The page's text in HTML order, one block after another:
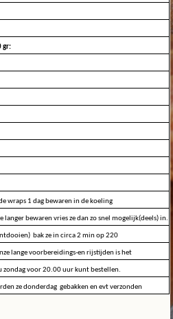
gr:
wraps 1 dag bewaren in de koeling
langer bewaren vries ze dan zo snel mogelijk(deels) in.
bak ze in circa 2 min op 220
lange voorbereidings-en rijstijden is het
zondag voor 20.00 uur kunt bestellen.
ze donderdag gebakken en evt verzonden